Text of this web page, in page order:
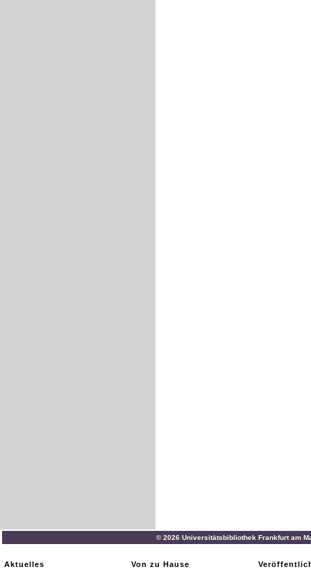
© 2026 Universitätsbibliothek Frankfurt am
Aktuelles
Von zu Hause